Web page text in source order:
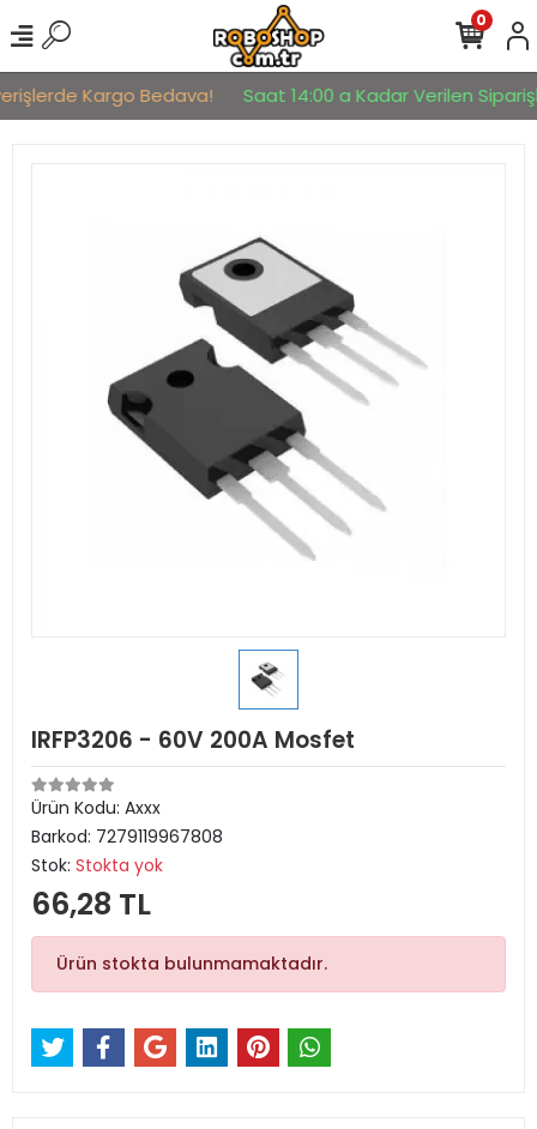
Kargo Bedava! Saat 14:00 a Kadar Verilen
0
IRFP3206 - 60V 200A Mosfet
Ürün Kodu: Axxx
Barkod: 7279119967808
Stok: Stokta yok
66,28 TL
Ürün stokta bulunmamaktadır.